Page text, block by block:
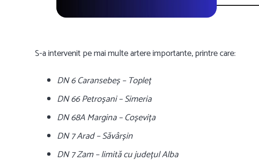
S-a intervenit pe mai multe artere importante, printre care:
DN 6 Caransebeș – Topleț
DN 66 Petroșani – Simeria
DN 68A Margina – Coșevița
DN 7 Arad – Săvârșin
DN 7 Zam – limită cu județul Alba